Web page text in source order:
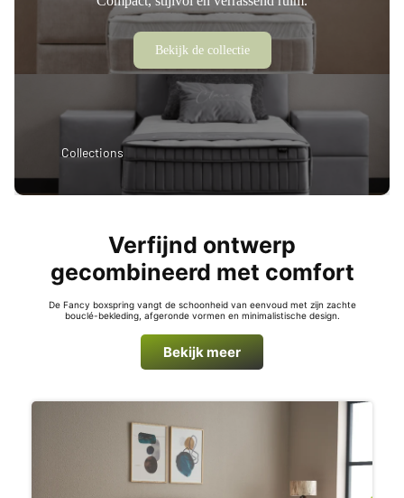
Collections
Bekijk de collectie
Verfijnd ontwerp
gecombineerd met comfort
De Fancy boxspring vangt de schoonheid van eenvoud met zijn zachte
bouclé-bekleding, afgeronde vormen en minimalistische design.
Bekijk meer